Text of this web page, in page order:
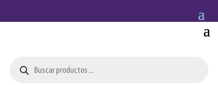
productos